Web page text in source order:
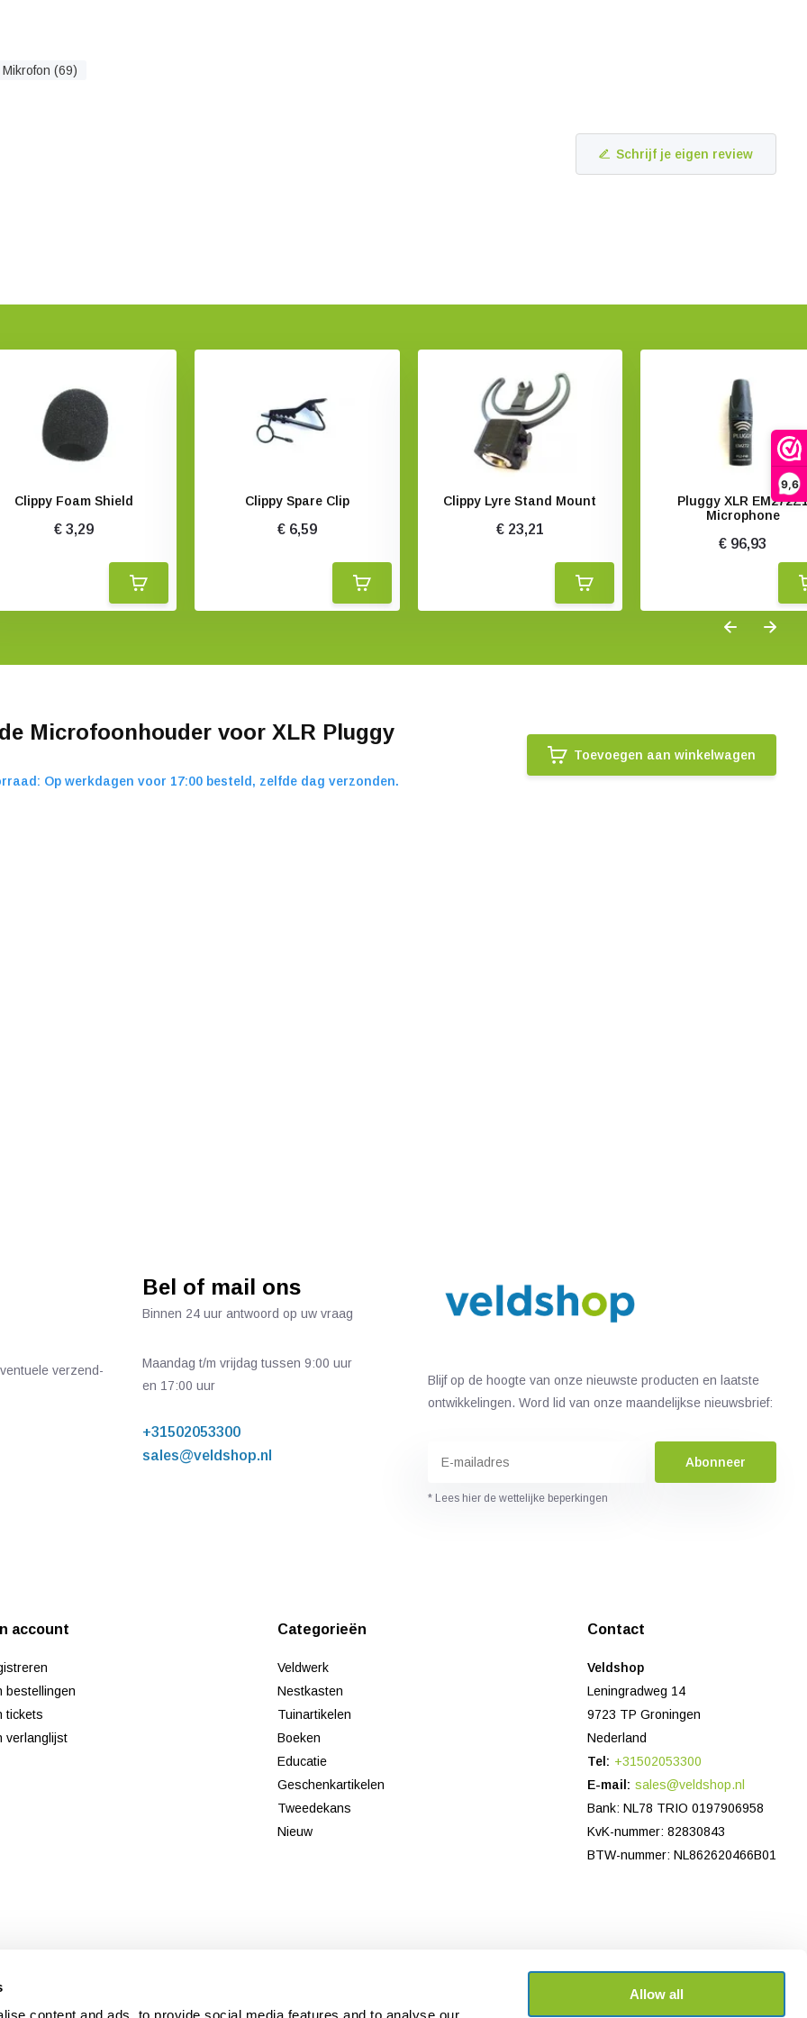
Allow all
9,6
Mikrofon (69)
Schrijf je eigen review
Clippy Foam Shield
€ 3,29
Clippy Spare Clip
€ 6,59
Clippy Lyre Stand Mount
€ 23,21
Pluggy XLR
Microphone
€ 96,93
Microfoonhouder voor XLR Pluggy
Op werkdagen voor 17:00 besteld, zelfde dag verzonden.
Toevoegen aan winkelwagen
verzend-
Bel of mail ons
Binnen 24 uur antwoord op uw vraag
Maandag t/m vrijdag tussen 9:00 uur
en 17:00 uur
+31502053300
sales@veldshop.nl
Blijf op de hoogte van onze nieuwste producten en laatste
ontwikkelingen. Word lid van onze maandelijkse nieuwsbrief:
Abonneer
* Lees hier de wettelijke beperkingen
account
bestellingen
tickets
verlanglijst
Categorieën
Veldwerk
Nestkasten
Tuinartikelen
Boeken
Educatie
Geschenkartikelen
Tweedekans
Nieuw
Contact
Veldshop
Leningradweg 14
9723 TP Groningen
Nederland
Tel: +31502053300
E-mail: sales@veldshop.nl
Bank: NL78 TRIO 0197906958
KvK-nummer: 82830843
BTW-nummer: NL862620466B01
© Copyright 2026 - Theme ByDMWSxPlus+-RSS-feed